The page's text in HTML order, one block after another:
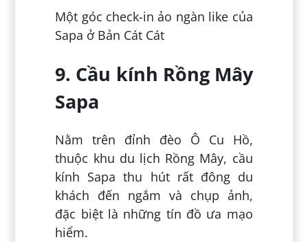
Một góc check-in ảo ngàn like của
Sapa ở Bản Cát Cát
9. Cầu kính Rồng Mây
Sapa
Nằm trên đỉnh đèo Ô Cu Hồ,
thuộc khu du lịch Rồng Mây, cầu
kính Sapa thu hút rất đông du
khách đến ngắm và chụp ảnh,
đặc biệt là những tín đồ ưa mạo
hiểm.